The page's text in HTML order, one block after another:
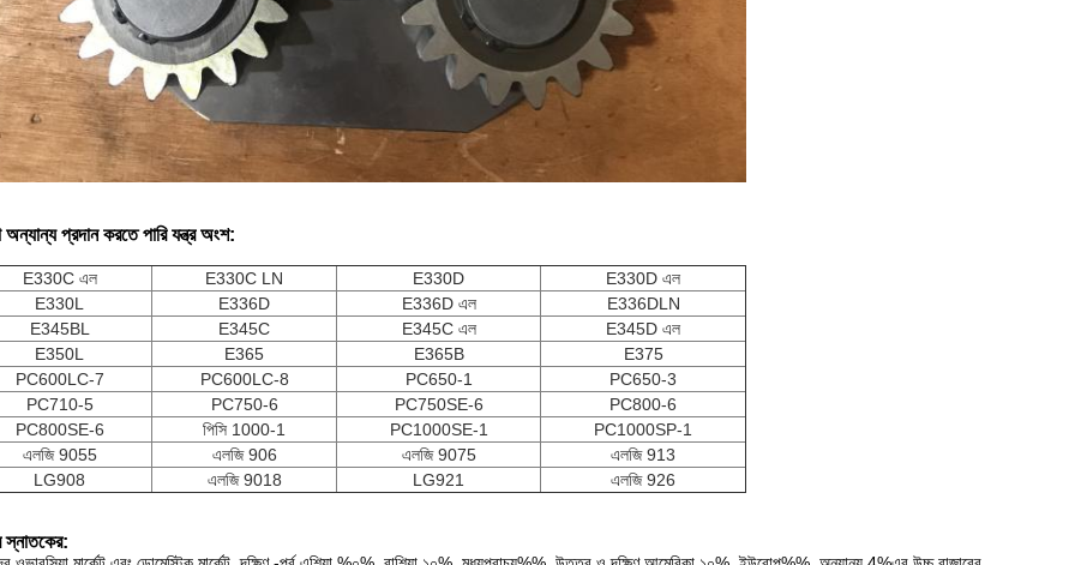
প্রদান করতে পারিযন্ত্রঅংশ:
E330C এল E330C LN E330D
E330D এল
E330L
E336D E336D এল
E336DLN
E345BL
E345C E345C এল
E345D এল
E350L
E365 E365B
E375
PC600LC-7
PC600LC-8 PC650-1
PC650-3
PC710-5
PC750-6 PC750SE-6
PC800-6
PC800SE-6
পিসি 1000-1 PC1000SE-1
PC1000SP-1
এলজি 9055
এলজি 906 এলজি 9075
এলজি 913
LG908
এলজি 9018 LG921 এলজি 926
স্নাতকের: